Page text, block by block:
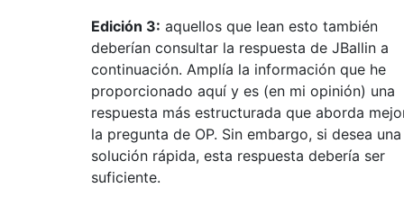
Edición 3: aquellos que lean esto también
deberían consultar la respuesta de JBallin a
continuación. Amplía la información que he
proporcionado aquí y es (en mi opinión) una
respuesta más estructurada que aborda
la pregunta de OP. Sin embargo, si desea una
solución rápida, esta respuesta debería ser
suficiente.